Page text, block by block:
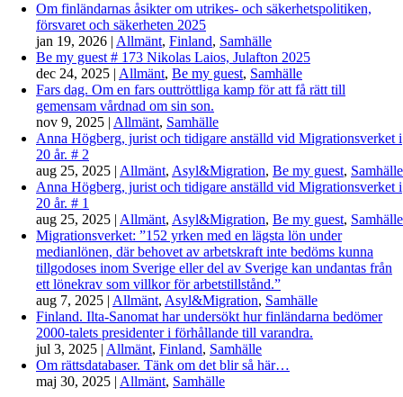
Om finländarnas åsikter om utrikes- och säkerhetspolitiken,
försvaret och säkerheten 2025
jan 19, 2026 | Allmänt, Finland, Samhälle
Be my guest # 173 Nikolas Laios, Julafton 2025
dec 24, 2025 | Allmänt, Be my guest, Samhälle
Fars dag. Om en fars outtröttliga kamp för att få rätt till
gemensam vårdnad om sin son.
nov 9, 2025 | Allmänt, Samhälle
Anna Högberg, jurist och tidigare anställd vid Migrationsverket i
20 år. # 2
aug 25, 2025 | Allmänt, Asyl&Migration, Be my guest, Samhälle
Anna Högberg, jurist och tidigare anställd vid Migrationsverket i
20 år. # 1
aug 25, 2025 | Allmänt, Asyl&Migration, Be my guest, Samhälle
Migrationsverket: ”152 yrken med en lägsta lön under
medianlönen, där behovet av arbetskraft inte bedöms kunna
tillgodoses inom Sverige eller del av Sverige kan undantas från
ett lönekrav som villkor för arbetstillstånd.”
aug 7, 2025 | Allmänt, Asyl&Migration, Samhälle
Finland. Ilta-Sanomat har undersökt hur finländarna bedömer
2000-talets presidenter i förhållande till varandra.
jul 3, 2025 | Allmänt, Finland, Samhälle
Om rättsdatabaser. Tänk om det blir så här…
maj 30, 2025 | Allmänt, Samhälle